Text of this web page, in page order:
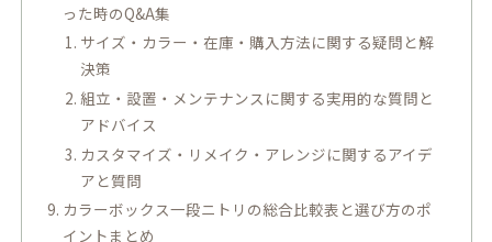
った時のQ&A集
サイズ・カラー・在庫・購入方法に関する疑問と解
決策
組立・設置・メンテナンスに関する実用的な質問と
アドバイス
カスタマイズ・リメイク・アレンジに関するアイデ
アと質問
カラーボックス一段ニトリの総合比較表と選び方のポ
イントまとめ